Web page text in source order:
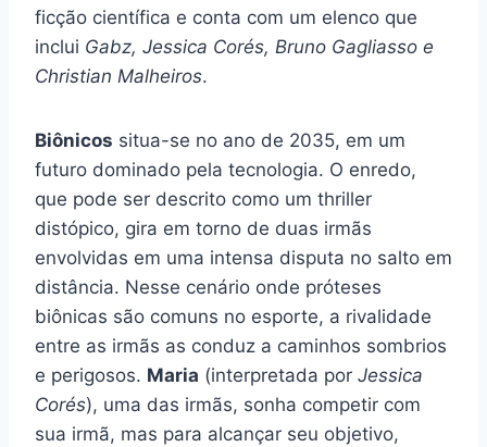
ficção científica e conta com um elenco que
inclui Gabz, Jessica Corés, Bruno Gagliasso e
Christian Malheiros.
Biônicos situa-se no ano de 2035, em um
futuro dominado pela tecnologia. O enredo,
que pode ser descrito como um thriller
distópico, gira em torno de duas irmãs
envolvidas em uma intensa disputa no salto em
distância. Nesse cenário onde próteses
biônicas são comuns no esporte, a rivalidade
entre as irmãs as conduz a caminhos sombrios
e perigosos. Maria (interpretada por Jessica
Corés), uma das irmãs, sonha competir com
sua irmã, mas para alcançar seu objetivo,